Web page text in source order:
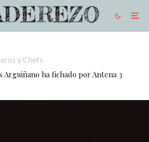
y Chefs
Arguiñano ha fichado por Antena 3